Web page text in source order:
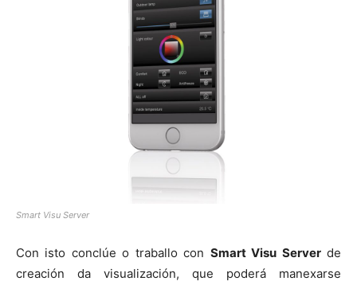
Smart Visu Server
Con isto conclúe o traballo con Smart Visu Serverde
creación da visualización, que poderá manexarse